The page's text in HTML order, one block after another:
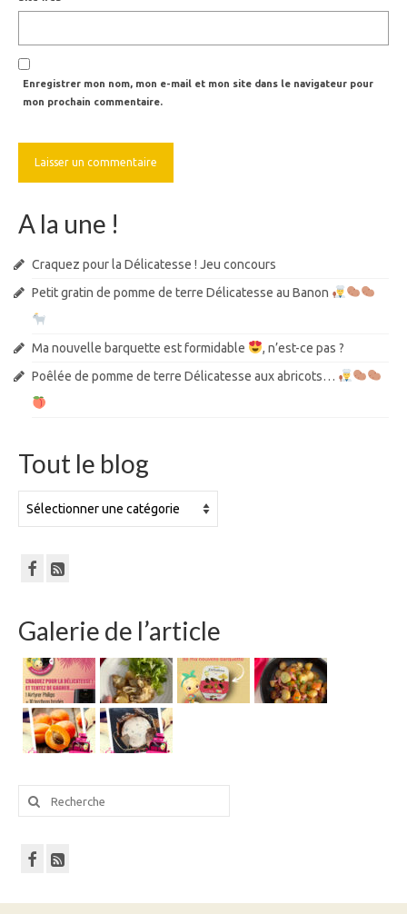
Enregistrer mon nom, mon e-mail et mon site dans le navigateur pour
mon prochain commentaire.
A la une !
Craquez pour la Délicatesse ! Jeu concours
Petit gratin de pomme de terre Délicatesse au Banon
Ma nouvelle barquette est formidable
, n’est-ce pas ?
Poêlée de pomme de terre Délicatesse aux abricots…
Tout le blog
le
Galerie de l’article
Rechercher